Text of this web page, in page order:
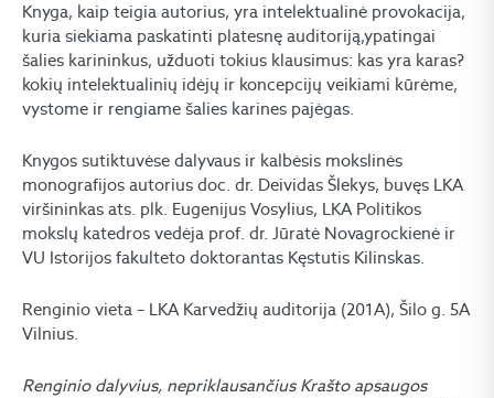
Knyga, kaip teigia autorius, yra intelektualinė provokacija,
kuria siekiama paskatinti platesnę auditoriją,ypatingai
šalies karininkus, užduoti tokius klausimus: kas yra karas?
kokių intelektualinių idėjų ir koncepcijų veikiami kūrėme,
vystome ir rengiame šalies karines pajėgas.
Knygos sutiktuvėse dalyvaus ir kalbėsis mokslinės
monografijos autorius doc. dr. Deividas Šlekys, buvęs LKA
viršininkas ats. plk. Eugenijus Vosylius, LKA Politikos
mokslų katedros vedėja prof. dr. Jūratė Novagrockienė ir
VU Istorijos fakulteto doktorantas Kęstutis Kilinskas.
Renginio vieta – LKA Karvedžių auditorija (201A), Šilo g. 5A
Vilnius.
Renginio dalyvius, nepriklausančius Krašto apsaugos